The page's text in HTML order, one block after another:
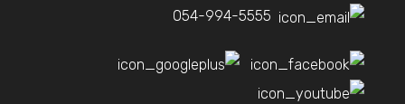
054-994-5555